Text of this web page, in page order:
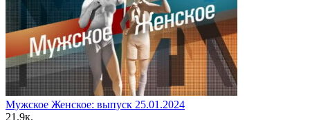
Мужское Женское: выпуск 25.01.2024
21.9к.